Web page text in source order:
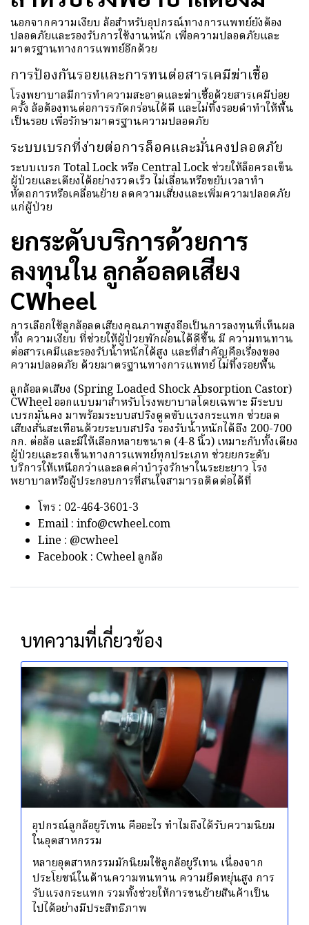
นอกจากความเงียบ ล้อสำหรับอุปกรณ์ทางการแพทย์ยังต้อง
ปลอดภัยและรองรับการใช้งานหนัก เพื่อความปลอดภัยและ
มาตรฐานทางการแพทย์อีกด้วย
การป้องกันรอยและการทนต่อสารเคมีฆ่าเชื้อ
โรงพยาบาลมีการทำความสะอาดและฆ่าเชื้อด้วยสารเคมีบ่อย
ครั้ง ล้อต้องทนต่อการรกัดกร่อนได้ดี และไม่ทิ้งรอยดำทำให้พื้น
เป็นรอย เพื่อรักษามาตรฐานความปลอดภัย
ระบบเบรกที่ง่ายต่อการล็อคและมั่นคงปลอดภัย
ระบบเบรก Total Lock หรือ Central Lock ช่วยให้ล็อครถเข็น
ผู้ป่วยและเตียงได้อย่างรวดเร็ว ไม่เลื่อนหรือขยับเวลาทำ
หัตถการหรือเคลื่อนย้าย ลดความเสี่ยงและเพิ่มความปลอดภัย
แก่ผู้ป่วย
ยกระดับบริการด้วยการ
ลงทุนใน ลูกล้อลดเสียง
CWheel
การเลือกใช้ลูกล้อลดเสียงคุณภาพสูงถือเป็นการลงทุนที่เห็นผล
ทั้ง ความเงียบ ที่ช่วยให้ผู้ป่วยพักผ่อนได้ดีขึ้น มี ความทนทาน
ต่อสารเคมีและรองรับน้ำหนักได้สูง และที่สำคัญคือเรื่องของ
ความปลอดภัย ด้วยมาตรฐานทางการแพทย์ ไม่ทิ้งรอยพื้น
ลูกล้อลดเสียง (Spring Loaded Shock Absorption Castor)
CWheel ออกแบบมาสำหรับโรงพยาบาลโดยเฉพาะ มีระบบ
เบรกมั่นคง มาพร้อมระบบสปริงดูดซับแรงกระแทก ช่วยลด
เสียงสั่นสะเทือนด้วยระบบสปริง รองรับน้ำหนักได้ถึง 200-700
กก. ต่อล้อ และมีให้เลือกหลายขนาด (4-8 นิ้ว) เหมาะกับทั้งเตียง
ผู้ป่วยและรถเข็นทางการแพทย์ทุกประเภท ช่วยยกระดับ
บริการให้เหนือกว่าและลดค่าบำรุงรักษาในระยะยาว โรง
พยาบาลหรือผู้ประกอบการที่สนใจสามารถติดต่อได้ที่
โทร : 02-464-3601-3
Email : info@cwheel.com
Line : @cwheel
Facebook : Cwheel ลูกล้อ
บทความที่เกี่ยวข้อง
อุปกรณ์ลูกล้อยูรีเทน คืออะไร ทำไมถึงได้รับความนิยม
ในอุตสาหกรรม
หลายอุตสาหกรรมมักนิยมใช้ลูกล้อยูรีเทน เนื่องจาก
ประโยชน์ในด้านความทนทาน ความยืดหยุ่นสูง การ
รับแรงกระแทก รวมทั้งช่วยให้การขนย้ายสินค้าเป็น
ไปได้อย่างมีประสิทธิภาพ